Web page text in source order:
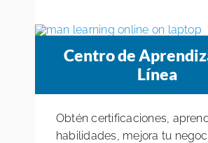
Centro de
Línea
Obtén certificaciones,
habilidades, mejora tu